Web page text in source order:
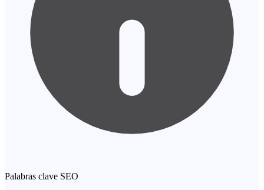
Palabras clave SEO